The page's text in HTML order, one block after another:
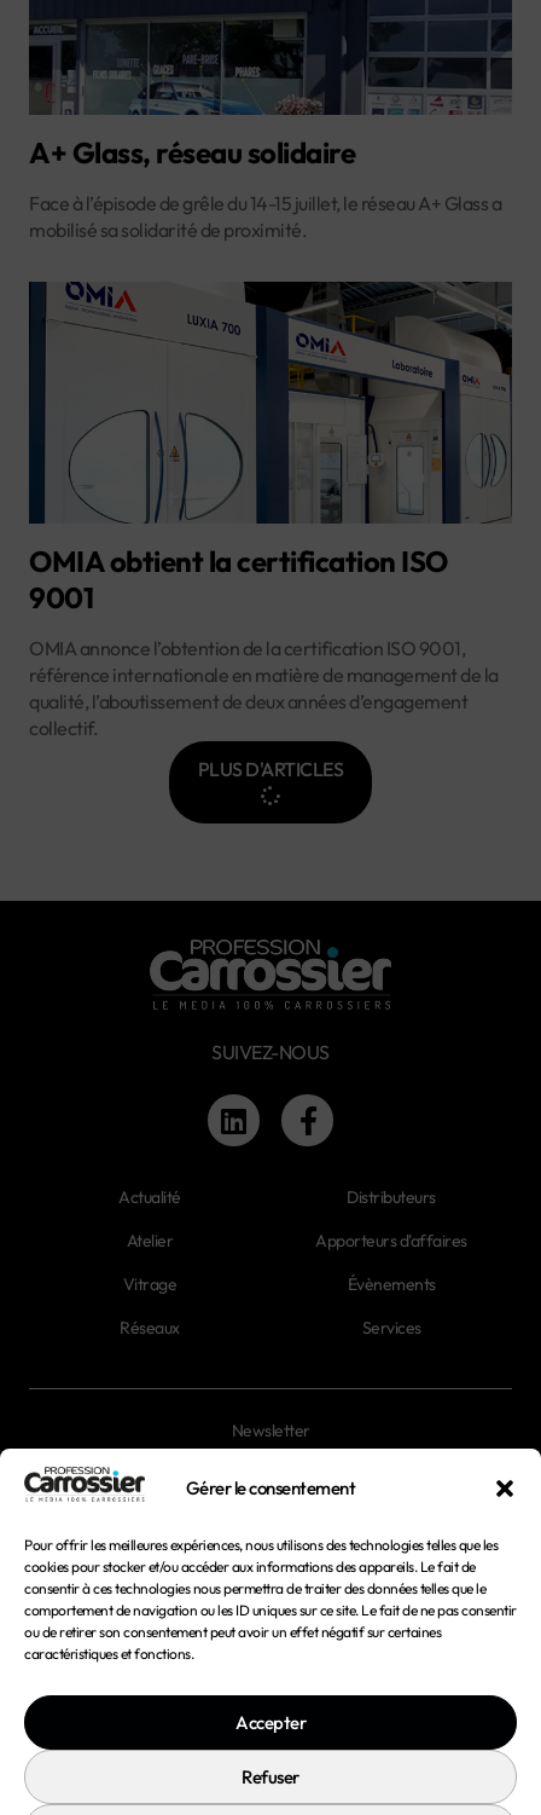
Gérer le consentement
Pour offrir les meilleures expériences, nous utilisons des technologies telles que les
cookies pour stocker et/ou accéder aux informations des appareils. Le fait de
consentir à ces technologies nous permettra de traiter des données telles que le
comportement de navigation ou les ID uniques sur ce site. Le fait de ne pas consentir
ou de retirer son consentement peut avoir un effet négatif sur certaines
caractéristiques et fonctions.
Accepter
Refuser
A+ Glass, réseau solidaire
Face à l’épisode de grêle du 14-15 juillet, le réseau A+ Glass a
mobilisé sa solidarité de proximité.
OMIA obtient la certification ISO
9001
OMIA annonce l’obtention de la certification ISO 9001,
référence internationale en matière de management de la
qualité, l’aboutissement de deux années d’engagement
collectif.
PLUS D'ARTICLES
SUIVEZ-NOUS
Actualité
Atelier
Vitrage
Réseaux
Distributeurs
Apporteurs d'affaires
Évènements
Services
Newsletter
Mentions légales
Conditions générales d'utilisation
Conditions générales de vente
Politique de cookies